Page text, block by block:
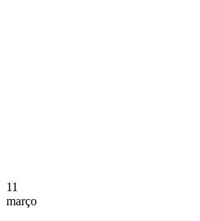
11
março